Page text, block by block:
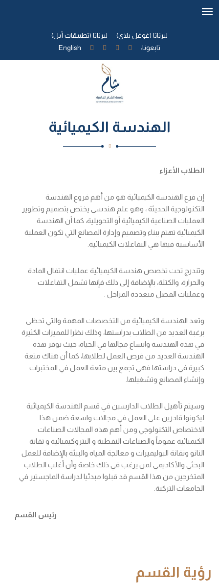
ليرناتا (غوغل بلاي)
ليرناتا (تطبيقات أبل)
تابعونا:
English
الهندسة الكيميائية
الطلاب الأعزاء
إن فرع الهندسة الكيميائية هو من أهم فروع الهندسة
التكنولوجية الحديثة ، وهو علم هندسي يختص بتصميم وتطوير
العمليات الصناعية الكيميائية أو التحويلية، كما أن الهندسة
الكيميائية تهتم ببناء وتصميم وإدارة المصانع التي تكون العملية
الأساسية فيها هي التفاعلات الكيميائية.
وتندرج تحت تخصص هندسة الكيميائية عمليات انتقال المادة
والحرارة، والكتلة، بالإضافة إلى ذلك فإنها تشمل التفاعلات
وعمليات الفصل متعددة المراحل .
وتعد الهندسة الكيميائية من التخصصات المهمة والتي تحظى
برغبة العديد من الطلاب بدراستها، وذلك نظرا للمميزات الكثيرة
في هذه الهندسة واتساع مجالها في الحياة، حيث توفر هذه
الهندسة العديد من فرص العمل لطلابها، كما أن هناك متعة
كبيرة في دراستها فهي تجمع بين متعة العمل في المختبرات
وإنشاء المصانع وتشغيلها.
وسيتم تأهيل الطلاب الدارسين في قسم الهندسة الكيميائية
ليكونوا قادرين على العمل في مجالات واسعة ضمن هذا
الاختصاص التكنولوجي ومن أهم هذه المجالات الصناعات
الكيميائية عموماً والصناعات النفطية و البتروكيميائية و تقانة
النانو وتقانة البوليميرات و معالجة المياه والبيئة بالإضافة للعمل
البحثي والأكاديمي لمن يرغب في ذلك خاصة وأن أغلب الطلاب
المتخرجين من هذا القسم قد قبلوا مبدئيا لدراسة الماجستير في
الجامعات التركية.
رئيس القسم
رؤية القسم